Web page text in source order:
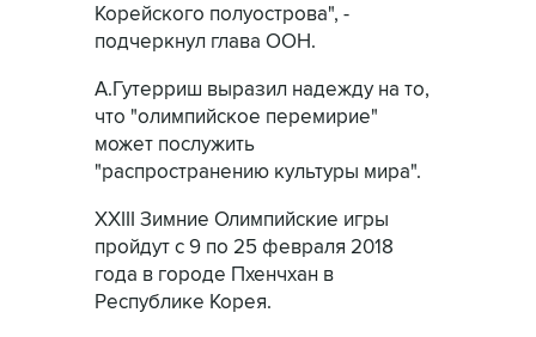
Корейского полуострова", -
подчеркнул глава ООН.
А.Гутерриш выразил надежду на то,
что "олимпийское перемирие"
может послужить
"распространению культуры мира".
XXIII Зимние Олимпийские игры
пройдут с 9 по 25 февраля 2018
года в городе Пхенчхан в
Республике Корея.